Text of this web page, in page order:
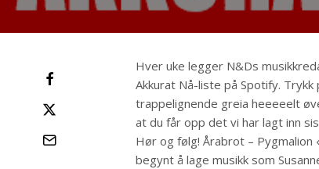
Hver uke legger N&Ds
Akkurat Nå-liste på Spotify.
trappelignende greia heeeeelt
at du får opp det vi har lagt inn
Hør og følg! Årabrot –
begynt å lage musikk som